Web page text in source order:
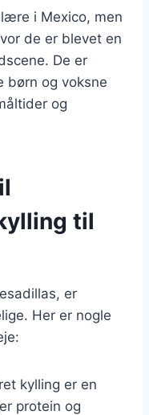
i Mexico, men
de er blevet en
De er
børn og voksne
og
til
er
Her er nogle
kylling er en
protein og